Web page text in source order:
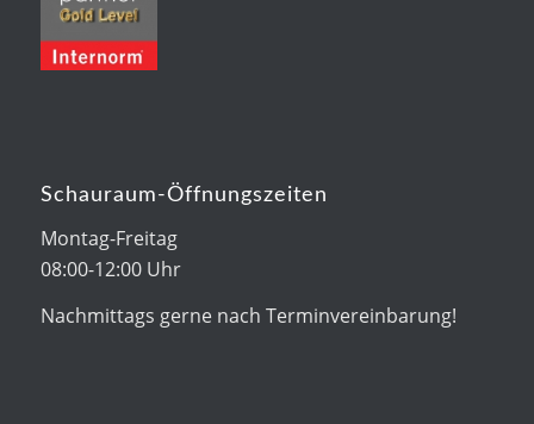
Schauraum-Öffnungszeiten
Montag-Freitag
08:00-12:00 Uhr
Nachmittags gerne nach Terminvereinbarung!